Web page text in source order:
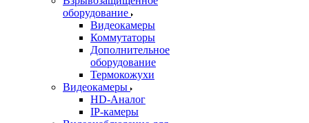
оборудование
Видеокамеры
Коммутаторы
Дополнительное
оборудование
Термокожухи
Видеокамеры
HD-Аналог
IP-камеры